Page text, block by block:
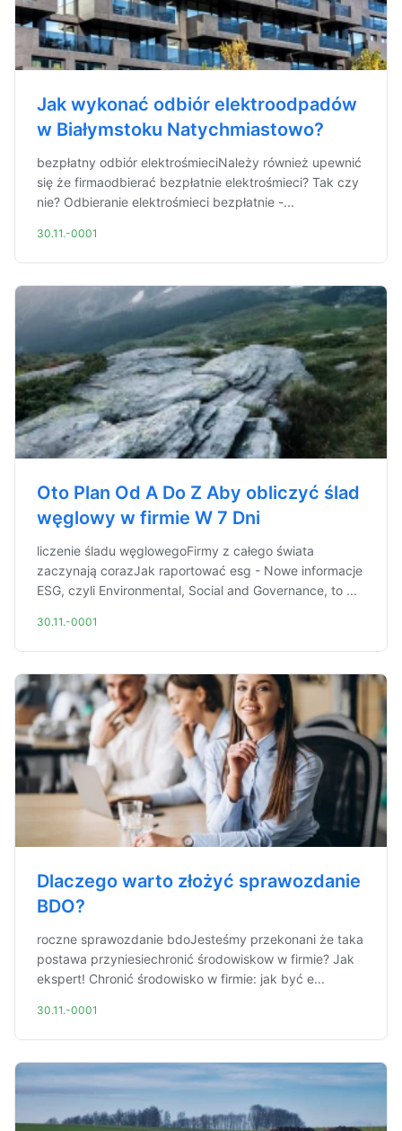
Jak wykonać odbiór elektroodpadów
w Białymstoku Natychmiastowo?
bezpłatny odbiór elektrośmieciNależy również upewnić
się że firmaodbierać bezpłatnie elektrośmieci? Tak czy
nie? Odbieranie elektrośmieci bezpłatnie -...
30.11.-0001
Oto Plan Od A Do Z Aby obliczyć ślad
węglowy w firmie W 7 Dni
liczenie śladu węglowegoFirmy z całego świata
zaczynają corazJak raportować esg - Nowe informacje
ESG, czyli Environmental, Social and Governance, to ...
30.11.-0001
Dlaczego warto złożyć sprawozdanie
BDO?
roczne sprawozdanie bdoJesteśmy przekonani że taka
postawa przyniesiechronić środowiskow w firmie? Jak
ekspert! Chronić środowisko w firmie: jak być e...
30.11.-0001